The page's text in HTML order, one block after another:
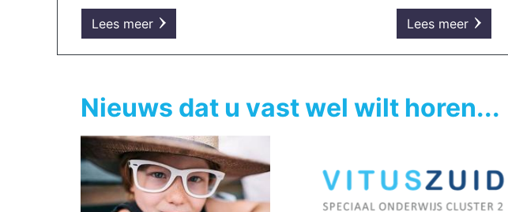
Lees meer Lees meer
Nieuws dat u vast wel wilt horen...